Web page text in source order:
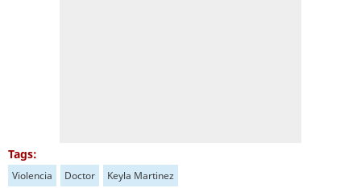
Tags:
Violencia Doctor Keyla Martinez